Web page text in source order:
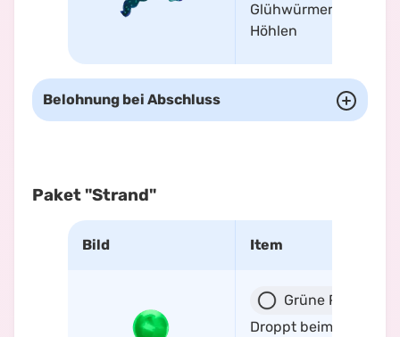
Glühwürmern in
Höhlen
Belohnung bei Abschluss
Paket "Strand"
Bild Item
Grüne Perle
Droppt beim Öffnen